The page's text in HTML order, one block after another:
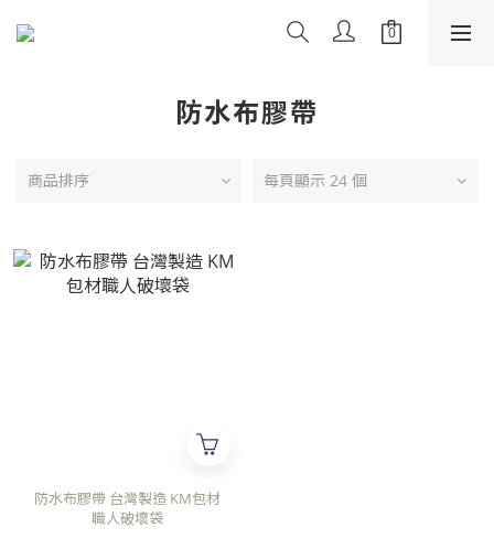
防水布膠帶
商品排序 每頁顯示 24 個
防水布膠帶 台灣製造 KM包材
職人破壞袋